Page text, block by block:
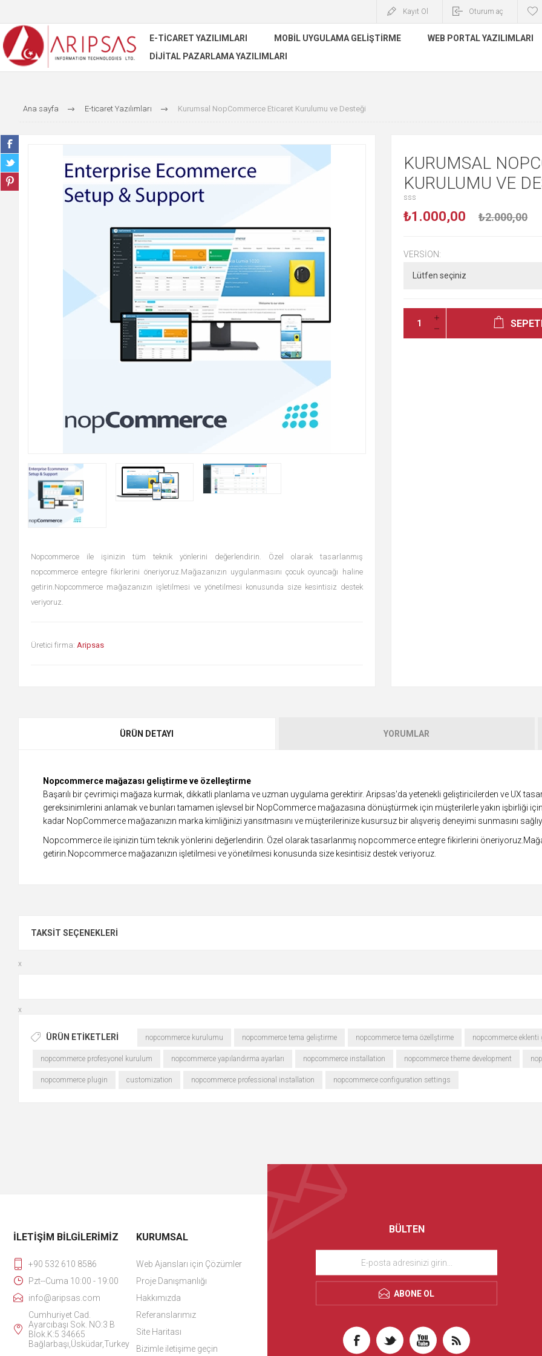
Kayıt Ol Oturum aç
E-TICARET YAZILIMLARI MOBIL UYGULAMA GELIŞTIRME
WEB PORTAL YAZILIMLARI
DIJITAL PAZARLAMA YAZILIMLARI
Ana sayfa E-ticaret Yazılımları Kurumsal NopCommerce Eticaret Kurulumu ve Desteği
Nopcommerce ile işinizin tüm teknik yönlerini değerlendirin. Özel olarak tasarlanmış
nopcommerce entegre fikirlerini öneriyoruz.Mağazanızın uygulanmasını çocuk oyuncağı haline
getirin.Nopcommerce mağazanızın işletilmesi ve yönetilmesi konusunda size kesintisiz destek
veriyoruz.
Üretici firma: Aripsas
KURUMSAL
KURULUMU VE
sss
₺1.000,00 ₺2.000,00
VERSION:
ÜRÜN DETAYI YORUMLAR
Nopcommerce mağazası geliştirme ve özelleştirme
Başarılı bir çevrimiçi mağaza kurmak, dikkatli planlama ve uzman uygulama gerektirir. Aripsas'da yetenekli geliştiricilerden ve UX
gereksinimlerini anlamak ve bunları tamamen işlevsel bir NopCommerce mağazasına dönüştürmek için müşterilerle yakın işbirliği
kadar NopCommerce mağazanızın marka kimliğinizi yansıtmasını ve müşterilerinize kusursuz bir alışveriş deneyimi sunmasını
Nopcommerce ile işinizin tüm teknik yönlerini değerlendirin. Özel olarak tasarlanmış nopcommerce entegre fikirlerini
getirin.Nopcommerce mağazanızın işletilmesi ve yönetilmesi konusunda size kesintisiz destek veriyoruz.
TAKSIT SEÇENEKLERI
x
x
ÜRÜN ETIKETLERI nopcommerce kurulumu nopcommerce tema geliştirme nopcommerce tema özellştirme nopcommerce eklenti
nopcommerce profesyonel kurulum nopcommerce yapılandırma ayarları nopcommerce installation nopcommerce theme development
nopcommerce plugin customization nopcommerce professional installation nopcommerce configuration settings
BÜLTEN
ABONE OL
İLETIŞIM BILGILERIMIZ
+90 532 610 8586
Pzt--Cuma 10:00 - 19:00
info@aripsas.com
Cumhuriyet Cad.
Ayarcıbaşı Sok. NO:3 B
Blok.K:5 34665
Bağlarbaşı,Üsküdar,Turkey
KURUMSAL
Web Ajansları için Çözümler
Proje Danışmanlığı
Hakkımızda
Referanslarımız
Site Haritası
Bizimle iletişime geçin